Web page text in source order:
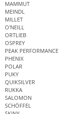
MAMMUT
MEINDL
MILLET
O'NEILL
ORTLIEB
OSPREY
PEAK PERFORMANCE
PHENIX
POLAR
PUKY
QUIKSILVER
RUKKA
SALOMON
SCHÖFFEL